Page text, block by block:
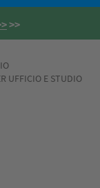
>>
UFFICIO E STUDIO